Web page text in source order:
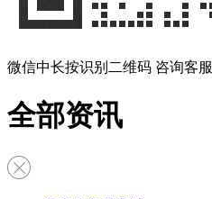
微信中长按识别二维码 咨询客服
全部资讯